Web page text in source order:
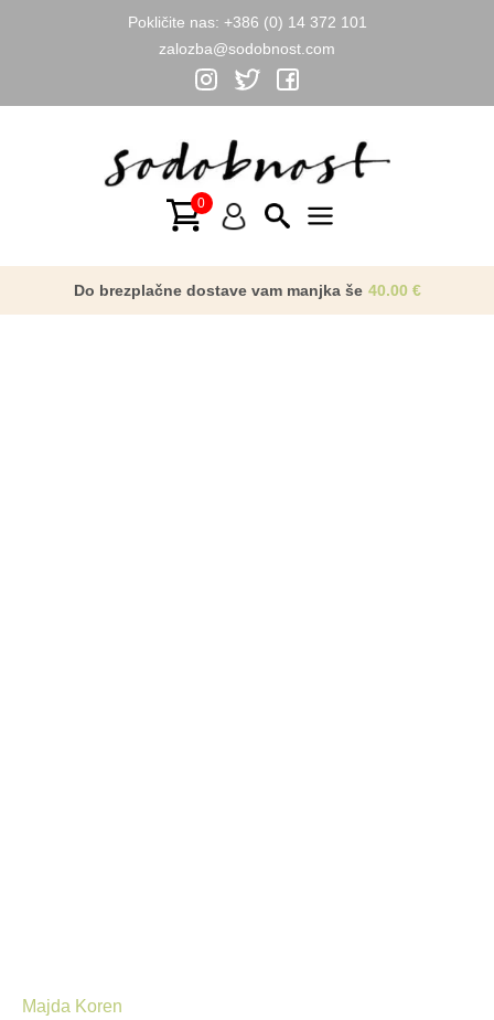
Pokličite nas: +386 (0) 14 372 101
zalozba@sodobnost.com
Menu
Do brezplačne dostave vam manjka še 40.00 €
Majda Koren